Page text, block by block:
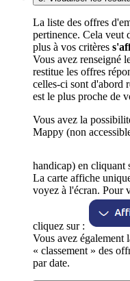
La liste des offres
pertinence. Cela veut
plus à vos critères
Vous avez renseigné
restitue les offres
celles-ci sont d'abord
est le plus proche de
Vous avez la
Mappy (non
handicap) en cliquant
La carte affiche
voyez à l'écran. Pour
cliquez sur :
Vous avez également
« classement » des
par date.